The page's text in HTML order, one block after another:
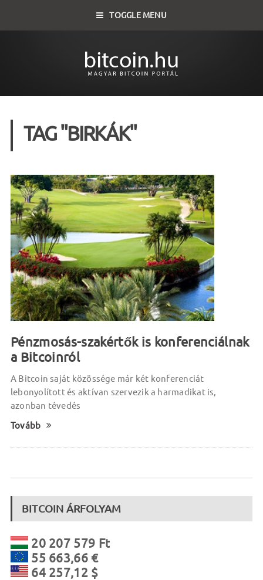
TOGGLE MENU
TAG "BIRKÁK"
Pénzmosás-szakértők is konferenciálnak
a Bitcoinról
A Bitcoin saját közössége már két konferenciát
lebonyolított és aktívan szervezik a harmadikat is,
azonban tévedés
Tovább
BITCOIN ÁRFOLYAM
20 207 579 Ft
55 663,66 €
64 257,12 $